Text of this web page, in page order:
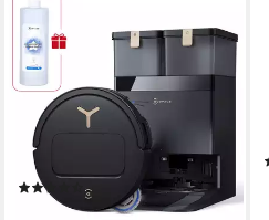
ECOVACS
Saugroboter DEEBOT T50
Pro Omni Gen3, (Upgrade von
T50 Pro Gen2/T50
Gen3)25000 Pa
300 m²
Reichweite
Embedded mini DToF
Navigation
(128)
474,00 € UVP799,00 €